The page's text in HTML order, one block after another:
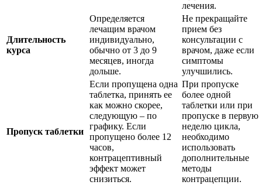
лечения.
Длительность
курса
Определяется
лечащим врачом
индивидуально,
обычно от 3 до 9
месяцев, иногда
дольше.
Не прекращайте
прием без
консультации с
врачом, даже если
симптомы
улучшились.
Пропуск таблетки
Если пропущена одна
таблетка, принять ее
как можно скорее,
следующую – по
графику. Если
пропущено более 12
часов,
контрацептивный
эффект может
снизиться.
При пропуске
более одной
таблетки или при
пропуске в первую
неделю цикла,
необходимо
использовать
дополнительные
методы
контрацепции.